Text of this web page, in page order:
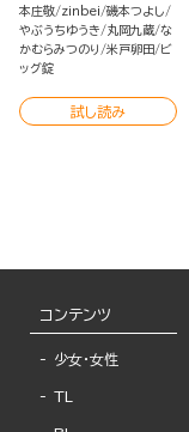
本庄敬 zinbei 磯本つよし
やぶうちゆうき
丸岡九蔵 な
かむらみつのり
米戸卵田
ビ
ッグ錠
試し読み
コンテンツ
少女・女性
TL